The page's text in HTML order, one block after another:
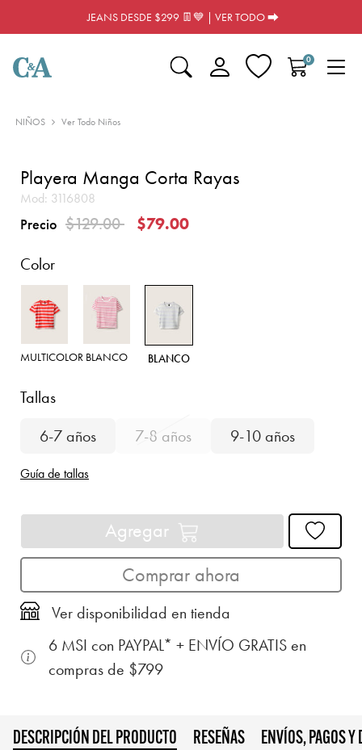
JEANS DESDE $299 👖💙 | VER TODO ⮕
0
NIÑOS Ver Todo Niños
Playera Manga Corta Rayas
Mod: 3116808
Precio Precio reducido de
$129.00a
$79.00
Color
MULTICOLOR BLANCO BLANCO
Tallas
6-7 años
7-8 años 9-10 años
Guía de tallas
Agregar
Comprar ahora
Ver disponibilidad en tienda
6 MSI con PAYPAL* + ENVÍO GRATIS en
compras de $799
DESCRIPCIÓN DEL PRODUCTO RESEÑAS ENVÍOS, PAGOS Y